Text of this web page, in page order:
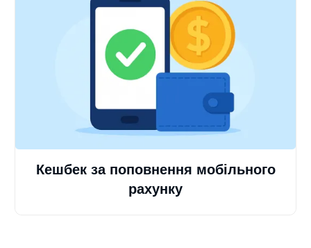
Кешбек за поповнення мобільного
рахунку